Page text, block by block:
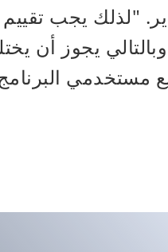
"لذلك يجب تقييم
يجوز أن
مستخدمي